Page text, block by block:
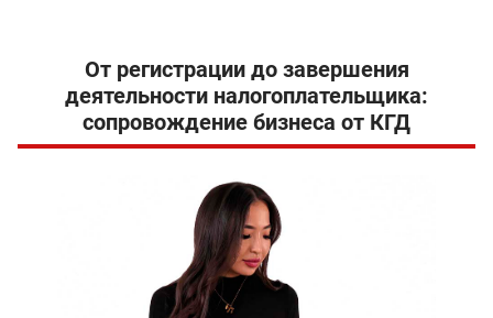
От регистрации до завершения
деятельности налогоплательщика:
сопровождение бизнеса от КГД